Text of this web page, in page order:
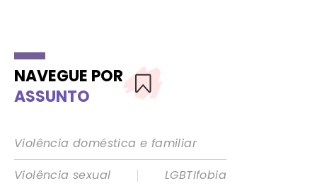
NAVEGUE POR
ASSUNTO
Violência doméstica e familiar
Violência sexual
|
LGBTIfobia